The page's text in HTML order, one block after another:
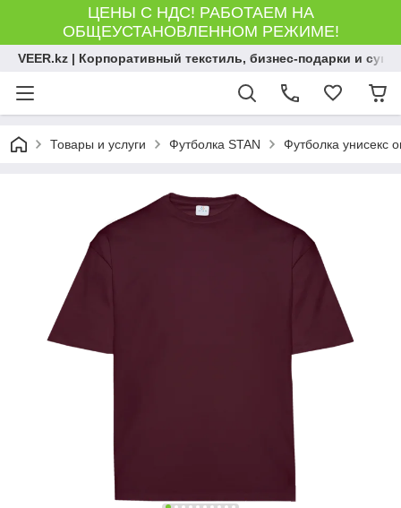
ЦЕНЫ С НДС! РАБОТАЕМ НА
ОБЩЕУСТАНОВЛЕННОМ РЕЖИМЕ!
VEER.kz | Корпоративный текстиль, бизнес-подарки и
Товары и услуги Футболка STAN Футболка унисекс